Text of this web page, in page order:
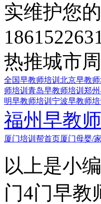
实维护您
热推城市
全国早教师培训 北京早教师
师培训 青岛早教师培训 郑州
明早教师培训 宁波早教师培
福州早教
厦门培训帮首页厦门母婴/
以上是小
门4门早教